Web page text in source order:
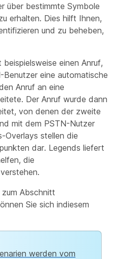
über bestimmte Symbole
erhalten. Dies hilft Ihnen,
und zu beheben,
einen Anruf,
eine automatische
Anruf an eine
Der Anruf wurde dann
von denen der zweite
mit dem PSTN-Nutzer
Overlays stellen die
dar. Legends liefert
die
zum Abschnitt
Sie sich indiesem
werden vom